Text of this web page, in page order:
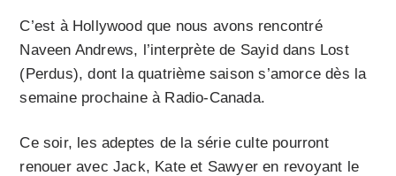
C’est à Hollywood que nous avons rencontré
Naveen Andrews, l’interprète de Sayid dans Lost
(Perdus), dont la quatrième saison s’amorce dès la
semaine prochaine à Radio-Canada.
Ce soir, les adeptes de la série culte pourront
renouer avec Jack, Kate et Sawyer en revoyant le